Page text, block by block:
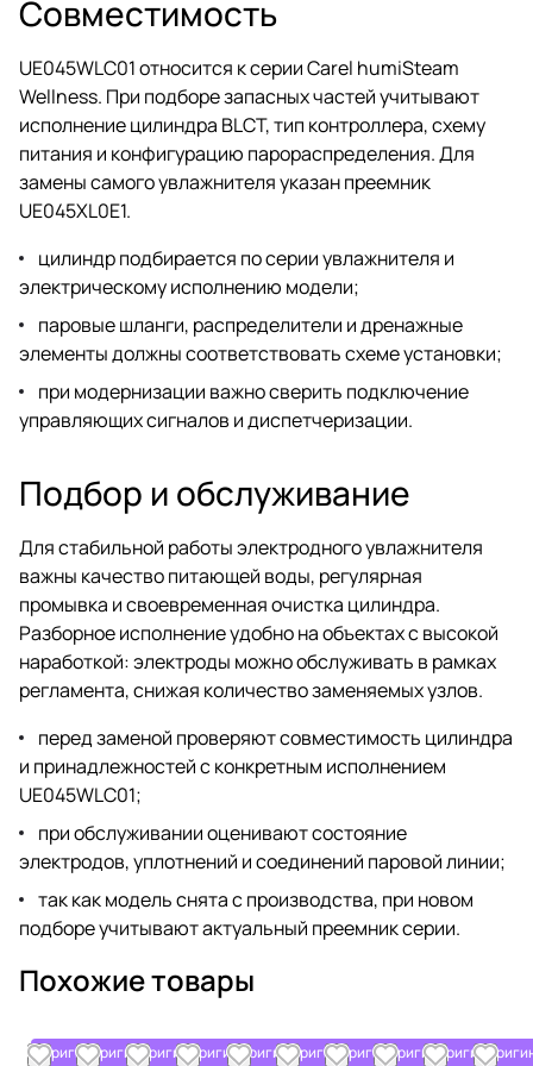
Совместимость
UE045WLC01 относится к серии Carel humiSteam
Wellness. При подборе запасных частей учитывают
исполнение цилиндра BLCT, тип контроллера, схему
питания и конфигурацию парораспределения. Для
замены самого увлажнителя указан преемник
UE045XL0E1.
цилиндр подбирается по серии увлажнителя и
электрическому исполнению модели;
паровые шланги, распределители и дренажные
элементы должны соответствовать схеме установки;
при модернизации важно сверить подключение
управляющих сигналов и диспетчеризации.
Подбор и обслуживание
Для стабильной работы электродного увлажнителя
важны качество питающей воды, регулярная
промывка и своевременная очистка цилиндра.
Разборное исполнение удобно на объектах с высокой
наработкой: электроды можно обслуживать в рамках
регламента, снижая количество заменяемых узлов.
перед заменой проверяют совместимость цилиндра
и принадлежностей с конкретным исполнением
UE045WLC01;
при обслуживании оценивают состояние
электродов, уплотнений и соединений паровой линии;
так как модель снята с производства, при новом
подборе учитывают актуальный преемник серии.
Похожие товары
ОригиналОригиналОригиналОригиналОригиналОригиналОригиналОригиналОригинал